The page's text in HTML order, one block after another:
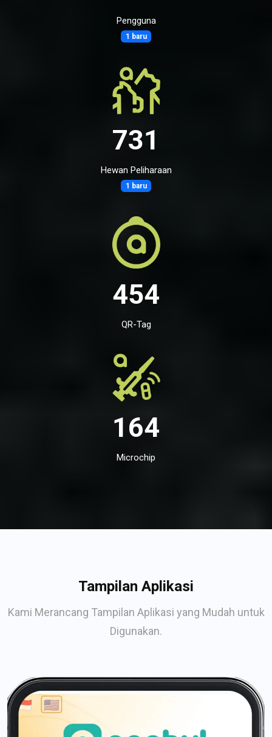
Pengguna
1 baru
731
Hewan Peliharaan
1 baru
454
QR-Tag
164
Microchip
Tampilan Aplikasi
Kami Merancang Tampilan Aplikasi yang Mudah untuk
Digunakan.